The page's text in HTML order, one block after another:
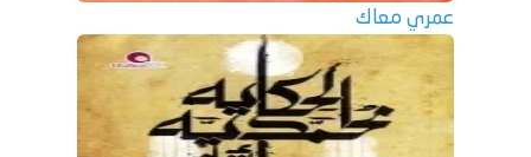
عمري معاك